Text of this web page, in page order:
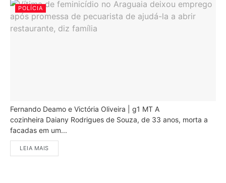
POLÍCIA
Fernando Deamo e Victória Oliveira | g1 MT A
cozinheira Daiany Rodrigues de Souza, de 33 anos, morta a
facadas em um...
LEIA MAIS